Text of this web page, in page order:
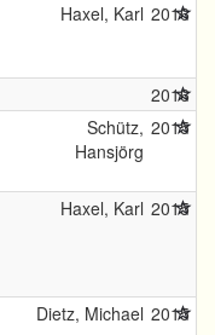
Haxel, Karl 2016
2016
Schütz,
Hansjörg
2015
Haxel, Karl 2015
Dietz, Michael 2015